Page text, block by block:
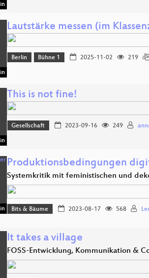
Lautstärke messen (im
Berlin Bühne 1 2025-11-02 219
This is not fine!
Gesellschaft 2023-09-16 249
Produktionsbedingungen
Systemkritik mit feministischen und
Bits & Bäume 2023-08-17 568
It takes a village
FOSS-Entwicklung, Kommunikation &